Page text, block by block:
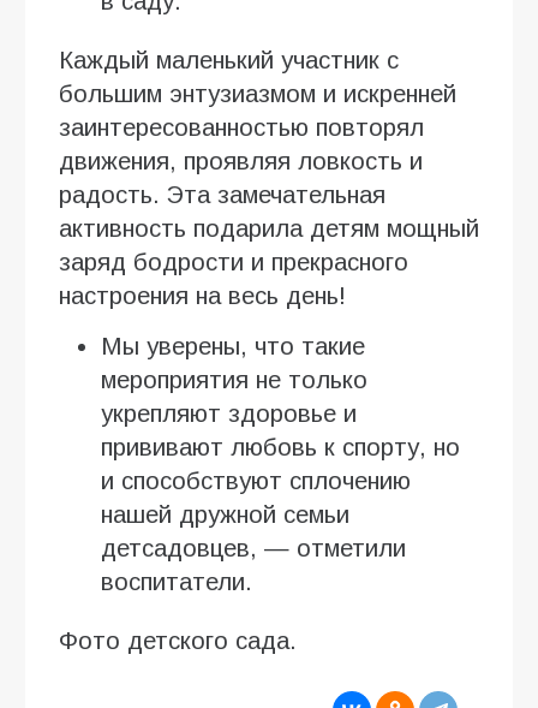
Каждый маленький участник с
большим энтузиазмом и искренней
заинтересованностью повторял
движения, проявляя ловкость и
радость. Эта замечательная
активность подарила детям мощный
заряд бодрости и прекрасного
настроения на весь день!
Мы уверены, что такие
мероприятия не только
укрепляют здоровье и
прививают любовь к спорту, но
и способствуют сплочению
нашей дружной семьи
детсадовцев, — отметили
воспитатели.
Фото детского сада.